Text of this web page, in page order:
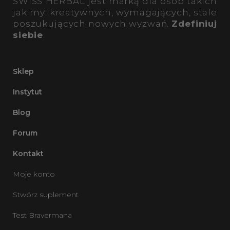
jak my: kreatywnych, wymagających, stale
poszukujących nowych wyzwań. Zdefiniuj
siebie.
Sklep
Instytut
Blog
Forum
Kontakt
Moje konto
Stwórz suplement
Test Bravermana